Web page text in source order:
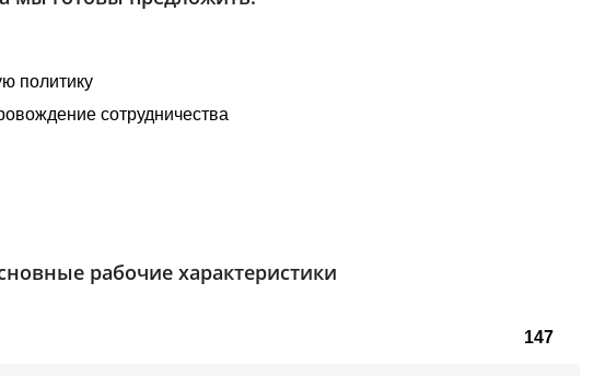
политику
сотрудничества
рабочие характеристики
147